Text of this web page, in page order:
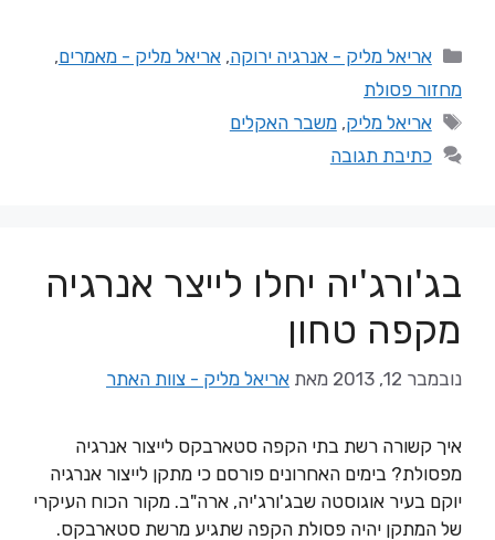
אריאל מליק - אנרגיה ירוקה,אריאל מליק - מאמרים,
מחזור פסולת
אריאל מליק,משבר האקלים
כתיבת תגובה
בג'ורג'יה יחלו לייצר אנרגיה
מקפה טחון
נובמבר 12, 2013 מאת אריאל מליק - צוות האתר
איך קשורה רשת בתי הקפה סטארבקס לייצור אנרגיה
מפסולת? בימים האחרונים פורסם כי מתקן לייצור אנרגיה
יוקם בעיר אוגוסטה שבג'ורג'יה, ארה"ב. מקור הכוח העיקרי
של המתקן יהיה פסולת הקפה שתגיע מרשת סטארבקס.